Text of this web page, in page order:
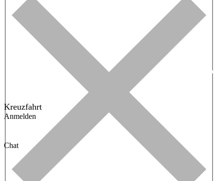
Kreuzfahrt
Anmelden
Chat